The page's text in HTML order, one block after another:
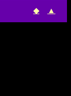
◆ ▲